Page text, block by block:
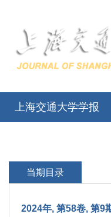
上海交通大学学报
当期目录
2024年, 第58卷, 第